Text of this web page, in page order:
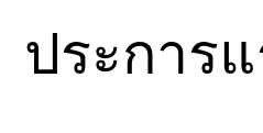
ประการ